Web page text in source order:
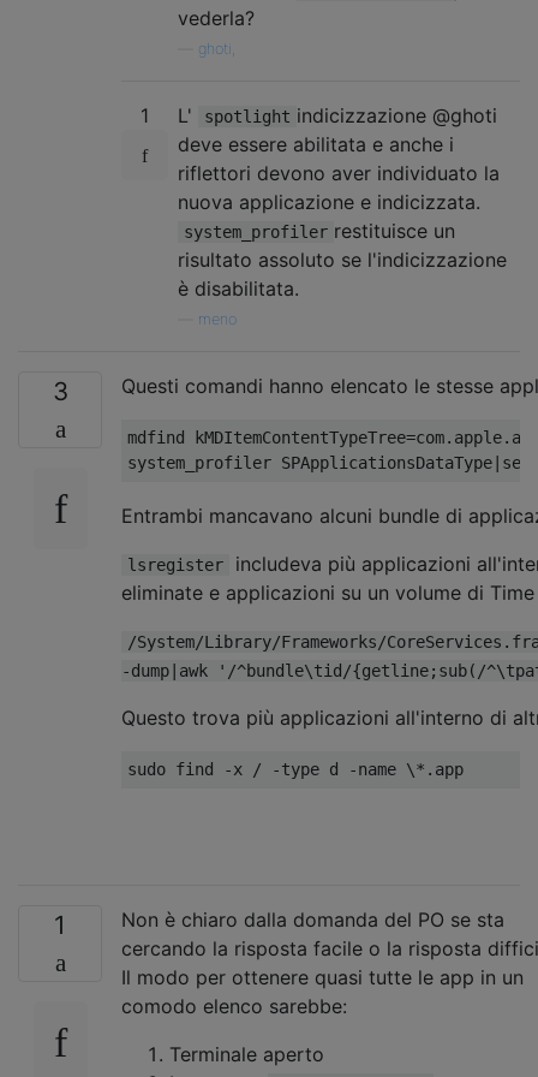
vederla?
ghoti,
1 L' spotlight indicizzazione @ghoti
deve essere abilitata e anche i
riflettori devono aver individuato la
nuova applicazione e indicizzata.
system_profiler restituisce un
risultato assoluto se l'indicizzazione
è disabilitata.
meno
3 Questi comandi hanno elencato le stesse
mdfind
Entrambi mancavano alcuni bundle di
lsregister
includeva più applicazioni
eliminate e applicazioni su un volume di
/System/Library/Frameworks/
-dump|awk '/^bundle\tid/{getline;sub(/
Questo trova più applicazioni all'interno di
1
Non è chiaro dalla domanda del PO se sta
cercando la risposta facile o la risposta
Il modo per ottenere quasi tutte le app in un
comodo elenco sarebbe:
Terminale aperto